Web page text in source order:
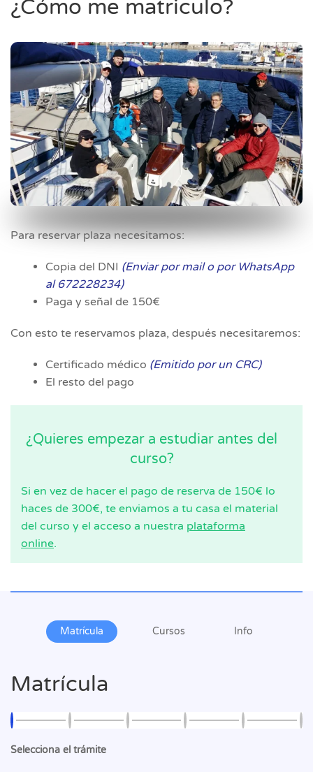
¿Cómo me matriculo?
Para reservar plaza necesitamos:
Copia del DNI (Enviar por mail o por WhatsApp
al 672228234)
Paga y señal de 150€
Con esto te reservamos plaza, después necesitaremos:
Certificado médico (Emitido por un CRC)
El resto del pago
¿Quieres empezar a estudiar antes del
curso?
Si en vez de hacer el pago de reserva de 150€ lo
haces de 300€, te enviamos a tu casa el material
del curso y el acceso a nuestra plataforma
online.
Matrícula Cursos Info
Matrícula
Selecciona el trámite